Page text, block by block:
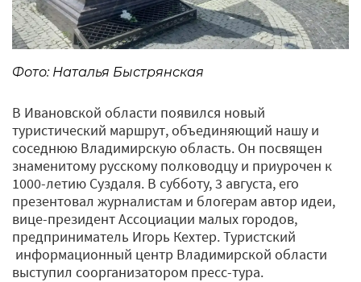
Фото: Наталья Быстрянская
В Ивановской области появился новый
туристический маршрут, объединяющий нашу и
соседнюю Владимирскую область. Он посвящен
знаменитому русскому полководцу и приурочен к
1000-летию Суздаля. В субботу, 3 августа, его
презентовал журналистам и блогерам автор идеи,
вице-президент Ассоциации малых городов,
предприниматель Игорь Кехтер. Туристский
информационный центр Владимирской области
выступил соорганизатором пресс-тура.